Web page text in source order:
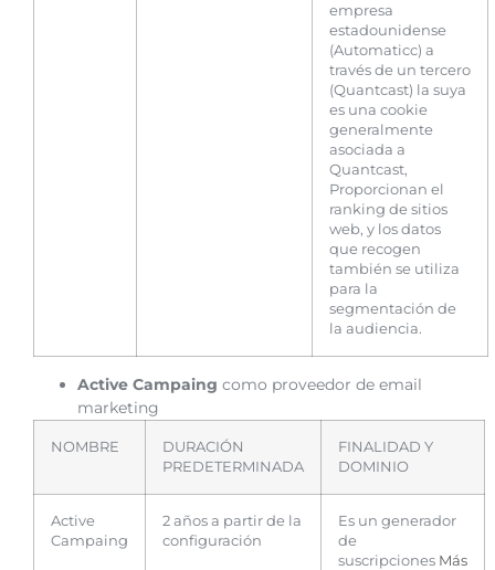
empresa
estadounidense
(Automaticc) a
través de un tercero
(Quantcast) la suya
es una cookie
generalmente
asociada a
Quantcast,
Proporcionan el
ranking de sitios
web, y los datos
que recogen
también se utiliza
para la
segmentación de
la audiencia.
Active Campaing como proveedor de email
marketing
NOMBRE
DURACIÓN
PREDETERMINADA
FINALIDAD Y
DOMINIO
Active
Campaing
2 años a partir de la
configuración
Es un generador
de
suscripciones Más